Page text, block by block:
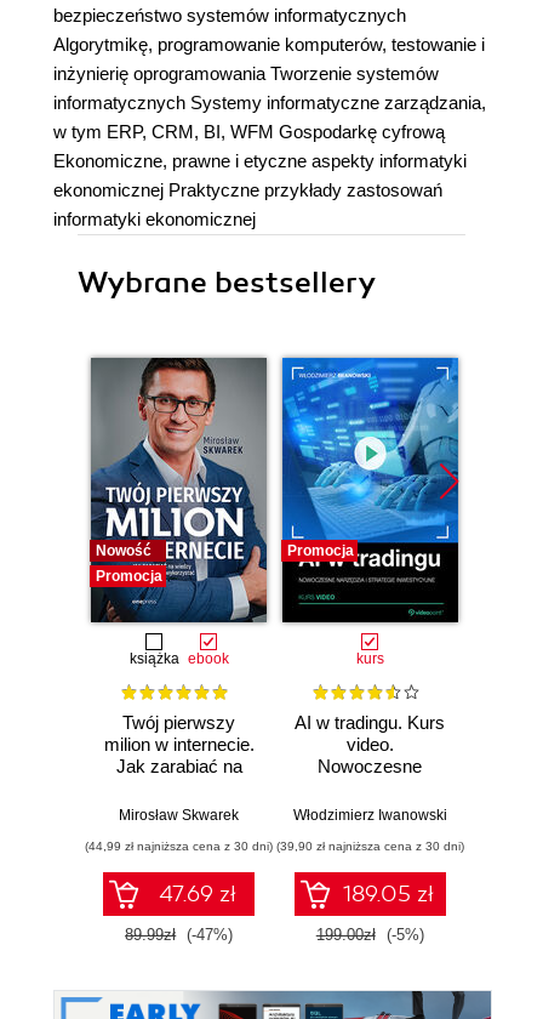
bezpieczeństwo systemów informatycznych
Algorytmikę, programowanie komputerów, testowanie i
inżynierię oprogramowania Tworzenie systemów
informatycznych Systemy informatyczne zarządzania,
w tym ERP, CRM, BI, WFM Gospodarkę cyfrową
Ekonomiczne, prawne i etyczne aspekty informatyki
ekonomicznej Praktyczne przykłady zastosowań
informatyki ekonomicznej
Wybrane bestsellery
Nowość
Promocja
książka ebook
Twój pierwszy
milion w internecie.
Jak zarabiać na
maksymalnie
potencjał
Mirosław Skwarek
(44,99 zł najniższa cena z 30 dni)
47.69 zł
89.99zł (-47%)
Promocja
kurs
AI w tradingu. Kurs
video.
Nowoczesne
strategie
Włodzimierz Iwanowski
(39,90 zł najniższa cena z 30 dni)
189.05 zł
199.00zł (-5%)